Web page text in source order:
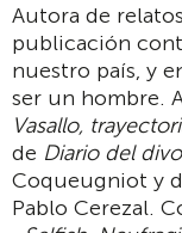
Autora de
publicación
nuestro país, y
ser un hombre.
Vasallo,
de Diario del
Coqueugniot y
Pablo Cerezal.